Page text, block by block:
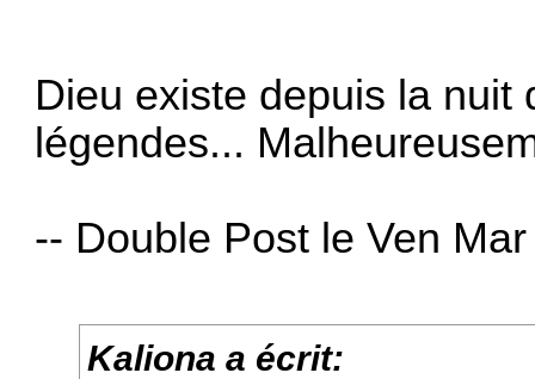
Dieu existe depuis la nuit
légendes...
-- Double Post le Ven
Kaliona a écrit: